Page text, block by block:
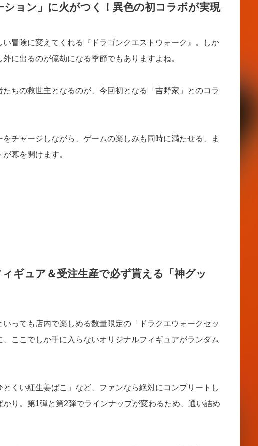
ション」に火がつく！異色の初コラボが実現
い冒険に変えてくれる『ドラゴンクエストウォーク』。しか
に出るのが億劫になる季節でもありますよね。
ちの救世主となるのが、今回初となる「吉野家」とのコラ
チャージしながら、ゲームの楽しみも同時に満たせる、ま
幕を開けます。
ギュア＆受注生産で必ず貰える「神グッ
っても店内で楽しめる数量限定の「ドラクエウォークセッ
、ここでしか手に入らないオリジナルフィギュアがランダム
とくい紅生姜ばこ」など、ファンなら絶対にコンプリートし
かり。第1弾と第2弾でラインナップが変わるため、通い詰め